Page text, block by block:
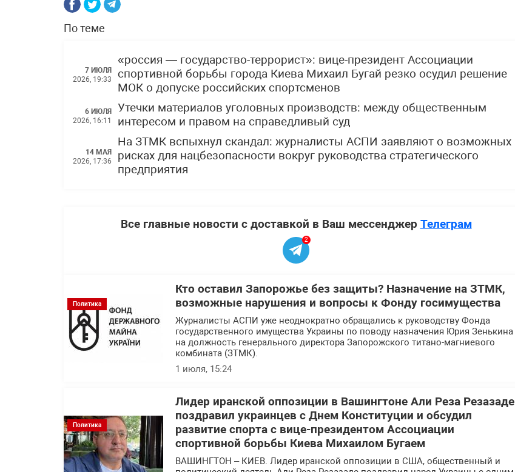
По теме
7 ИЮЛЯ
2026, 19:33
«россия — государство-террорист»: вице-президент Ассоциации
спортивной борьбы города Киева Михаил Бугай резко осудил решение
МОК о допуске российских спортсменов
6 ИЮЛЯ
2026, 16:11
Утечки материалов уголовных производств: между общественным
интересом и правом на справедливый суд
14 МАЯ
2026, 17:36
На ЗТМК вспыхнул скандал: журналисты АСПИ заявляют о возможных
рисках для нацбезопасности вокруг руководства стратегического
предприятия
Все главные новости с доставкой в Ваш мессенджер Телеграм
2
Политика
Кто оставил Запорожье без защиты? Назначение на ЗТМК,
возможные нарушения и вопросы к Фонду госимущества
Журналисты АСПИ уже неоднократно обращались к руководству Фонда
государственного имущества Украины по поводу назначения Юрия Зенькина
на должность генерального директора Запорожского титано-магниевого
комбината (ЗТМК).
1 июля, 15:24
Политика
Лидер иранской оппозиции в Вашингтоне Али Реза Резазаде
поздравил украинцев с Днем Конституции и обсудил
развитие спорта с вице-президентом Ассоциации
спортивной борьбы Киева Михаилом Бугаем
ВАШИНГТОН – КИЕВ. Лидер иранской оппозиции в США, общественный и